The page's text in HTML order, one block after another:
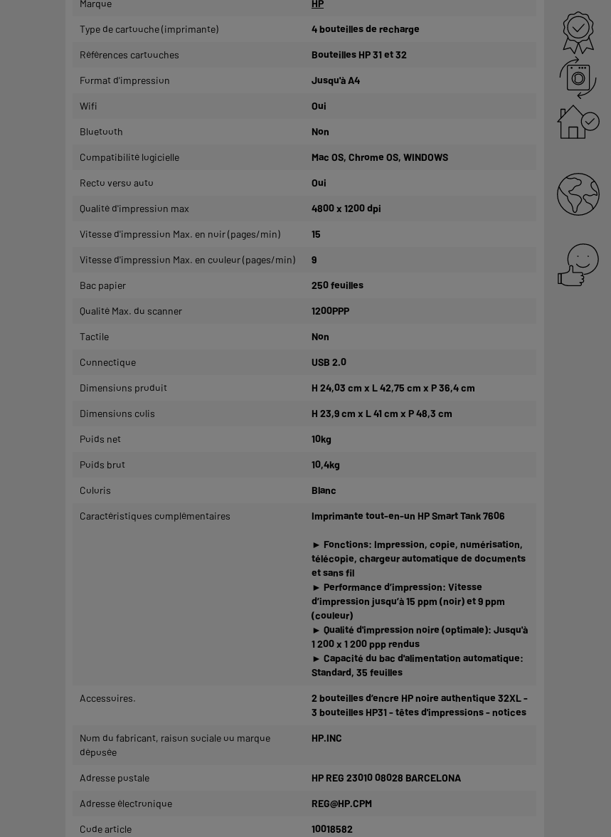
Marque HP
Type de cartouche (imprimante) 4 bouteilles de recharge
Références cartouches Bouteilles HP 31 et 32
Format d'impression Jusqu'à A4
Wifi Oui
Bluetooth Non
Compatibilité logicielle Mac OS, Chrome OS, WINDOWS
Recto verso auto Oui
Qualité d'impression max 4800 x 1200 dpi
Vitesse d'impression Max. en noir (pages/min) 15
Vitesse d'impression Max. en couleur (pages/min) 9
Bac papier 250 feuilles
Qualité Max. du scanner 1200PPP
Tactile Non
Connectique USB 2.0
Dimensions produit H 24,03 cm x L 42,75 cm x P 36,4 cm
Dimensions colis H 23,9 cm x L 41 cm x P 48,3 cm
Poids net 10kg
Poids brut 10,4kg
Coloris Blanc
Caractéristiques complémentaires Imprimante tout-en-un HP Smart Tank 7606
► Fonctions: Impression, copie, numérisation,
télécopie, chargeur automatique de documents
et sans fil
► Performance d’impression: Vitesse
d’impression jusqu’à 15 ppm (noir) et 9 ppm
(couleur)
► Qualité d'impression noire (optimale): Jusqu'à
1 200 x 1 200 ppp rendus
► Capacité du bac d'alimentation automatique:
Standard, 35 feuilles
Accessoires.
2 bouteilles d’encre HP noire authentique 32XL -
3 bouteilles HP31 - têtes d'impressions - notices
Nom du fabricant, raison sociale ou marque
déposée
HP.INC
Adresse postale HP REG 23010 08028 BARCELONA
Adresse électronique REG@HP.CPM
Code article 10018582